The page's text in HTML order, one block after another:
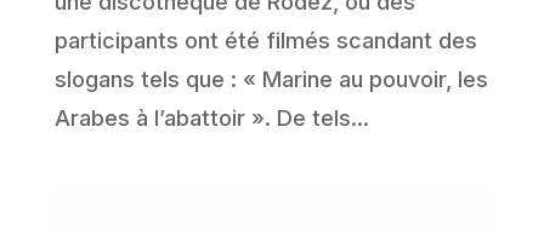
participants ont été filmés scandant des
slogans tels que : « Marine au pouvoir, les
Arabes à l’abattoir ». De tels...